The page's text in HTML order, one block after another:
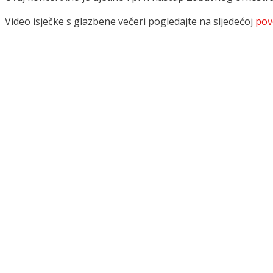
Video isječke s glazbene večeri pogledajte na sljedećoj